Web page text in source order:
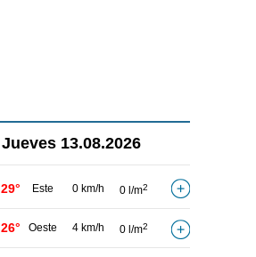
Jueves 13.08.2026
29° Este 0 km/h 0 l/m2
26° Oeste 4 km/h 0 l/m2